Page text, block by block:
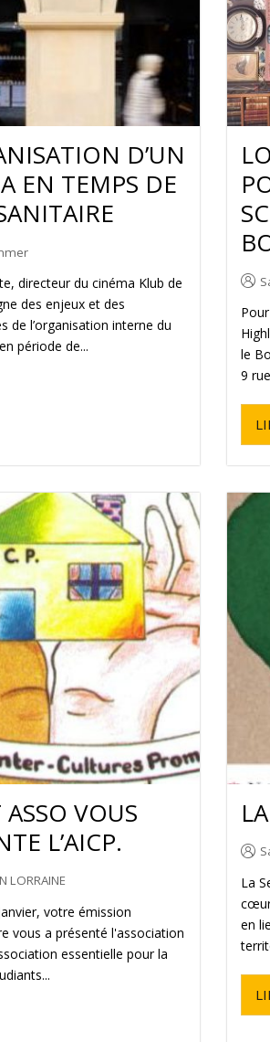
D’UN
EN TEMPS DE
directeur du cinéma Klub de
des enjeux et des
de l’organisation interne du
période de...
le
9
ASSO VOUS
L’AICP.
LORRAINE
votre émission
vous a présenté l'association
essentielle pour la
La
en